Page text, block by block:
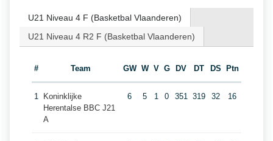
U21 Niveau 4 F (Basketbal Vlaanderen)
U21 Niveau 4 R2 F (Basketbal Vlaanderen)
# Team GW W V G DV DT DS Ptn
1
Koninklijke
Herentalse BBC J21
A
6 5 1 0 351 319 32 16